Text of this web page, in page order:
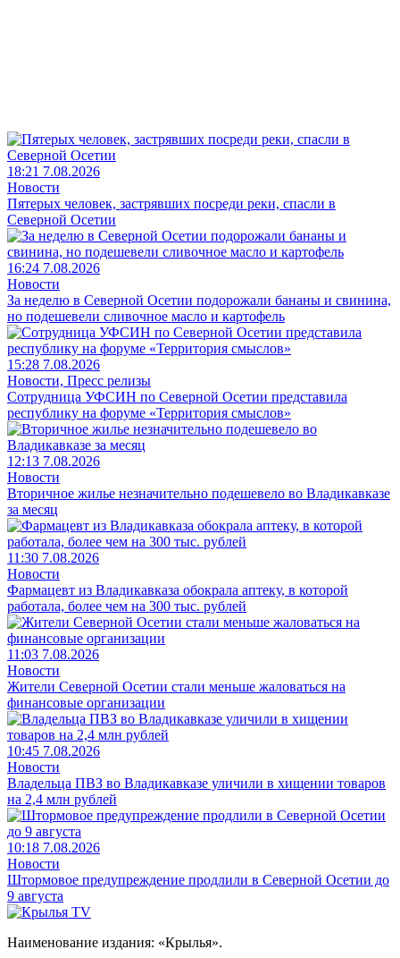
18:21 7.08.2026
Новости
Пятерых человек, застрявших посреди реки, спасли в
Северной Осетии
16:24 7.08.2026
Новости
За неделю в Северной Осетии подорожали бананы и свинина,
но подешевели сливочное масло и картофель
15:28 7.08.2026
Новости, Пресс релизы
Сотрудница УФСИН по Северной Осетии представила
республику на форуме «Территория смыслов»
12:13 7.08.2026
Новости
Вторичное жилье незначительно подешевело во Владикавказе
за месяц
11:30 7.08.2026
Новости
Фармацевт из Владикавказа обокрала аптеку, в которой
работала, более чем на 300 тыс. рублей
11:03 7.08.2026
Новости
Жители Северной Осетии стали меньше жаловаться на
финансовые организации
10:45 7.08.2026
Новости
Владельца ПВЗ во Владикавказе уличили в хищении товаров
на 2,4 млн рублей
10:18 7.08.2026
Новости
Штормовое предупреждение продлили в Северной Осетии до
9 августа
Наименование издания: «Крылья».